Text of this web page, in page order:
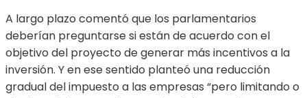
A largo plazo comentó que los parlamentarios
deberían preguntarse si están de acuerdo con el
objetivo del proyecto de generar más incentivos a la
inversión. Y en ese sentido planteó una reducción
gradual del impuesto a las empresas “pero limitando o